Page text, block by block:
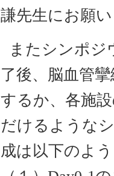
謙先生にお願
またシンポジ
了後、脳血管
するか、各施
だけるような
成は以下のよ